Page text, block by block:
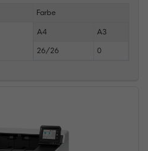
Farbe
A4 A3
26/26 0